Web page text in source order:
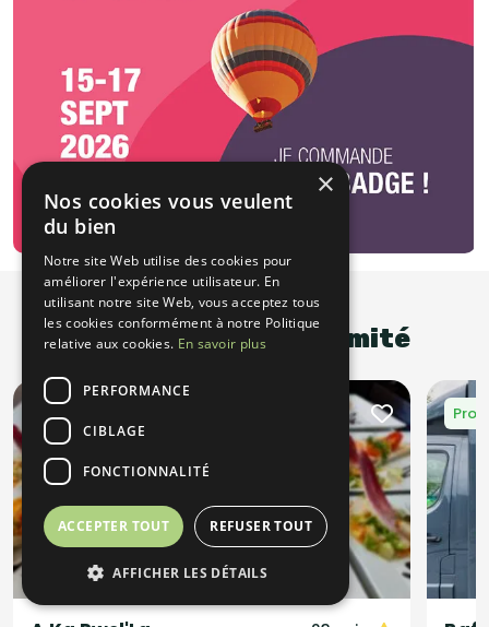
Promotions à proximité
Promotion
×
Nos cookies vous veulent
du bien
Notre site Web utilise des cookies pour
améliorer l'expérience utilisateur. En
utilisant notre site Web, vous acceptez tous
les cookies conformément à notre Politique
relative aux cookies. En savoir plus
PERFORMANCE
CIBLAGE
FONCTIONNALITÉ
ACCEPTER TOUT REFUSER TOUT
AFFICHER LES DÉTAILS